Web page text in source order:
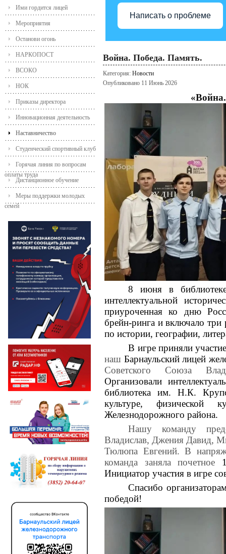
Ими гордится лицей
Мероприятия
Останови огонь
НАРКОПОСТ
ВСОКО
НОК
Приказы директора
Инновационная деятельность
Наставничество
Студенческий спортивный клуб
Горячая линия по вопросам
оплаты труда
Дистанционное обучение
Меры поддержки молодых
семей
Написать о проблеме
Война. Победа. Память.
Категория: Новости
Опубликовано 11 Июнь 2026
8 июня в
интеллектуальной
приуроченная ко дню
брейн-ринга и включало три
по истории, географии,
В игре приняли
наш Барнаульский лицей
Советского Союза
Организовали
библиотека им. Н.К.
культуре, физической
Железнодорожного района.
Нашу команду
Владислав, Джения Давид,
Тюлюпа Евгений. В
команда заняла почетное
Инициатор участия в игре
Спасибо
победой!